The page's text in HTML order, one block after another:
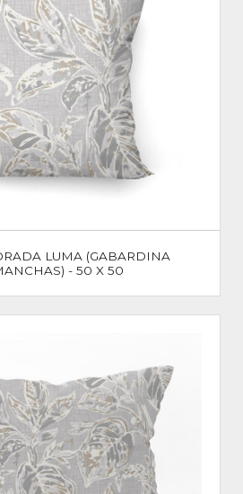
LUMA (GABARDINA
- 50 X 50